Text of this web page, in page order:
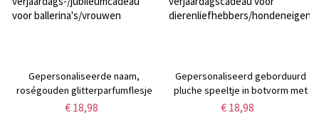
Gepersonaliseerde naam,
roségouden glitterparfumflesje
(2 oz), balletschoenen met
€ 18,98
Gepersonaliseerd geborduurd
pluche speeltje in botvorm met
naam, knuffel met initialen op
€ 18,98